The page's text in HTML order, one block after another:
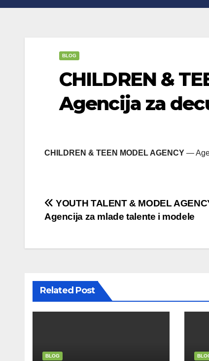
BLOG
CHILDREN &
Agencija za
CHILDREN & TEEN MODEL AGENCY —
Post
navigation
YOUTH TALENT & MODEL
Agencija za mlade talente i modele
Related Post
BLOG